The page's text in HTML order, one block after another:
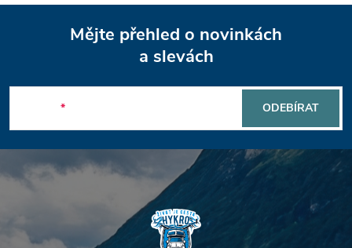
p
a
t
í
Mějte přehled o novinkách
a slevách
ODEBÍRAT